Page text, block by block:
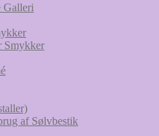
Galleri
Smykker
af Sølvbestik